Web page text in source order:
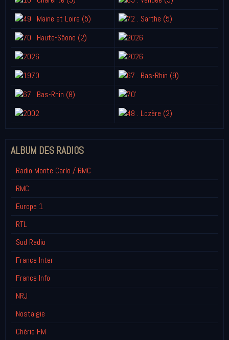
ALBUM DES RADIOS
Radio Monte Carlo / RMC
RMC
Europe 1
RTL
Sud Radio
France Inter
France Info
NRJ
Nostalgie
Chérie FM